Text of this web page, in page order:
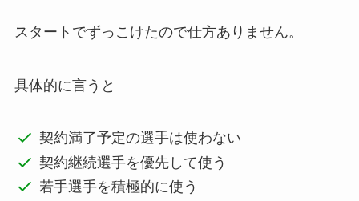
スタートでずっこけたので仕方ありません。
具体的に言うと
契約満了予定の選手は使わない
契約継続選手を優先して使う
若手選手を積極的に使う